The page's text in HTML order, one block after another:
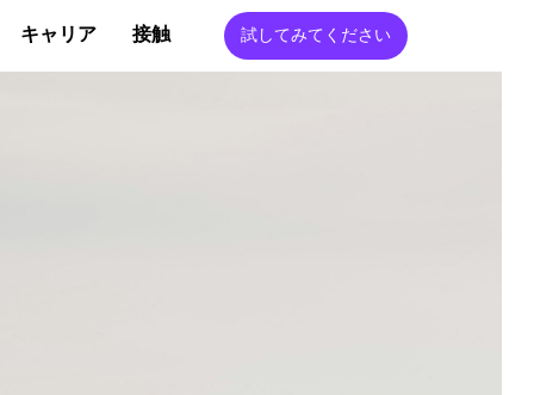
キャリア 接触 試してみてください